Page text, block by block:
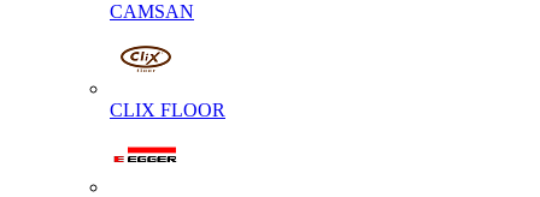
CAMSAN
CLIX FLOOR